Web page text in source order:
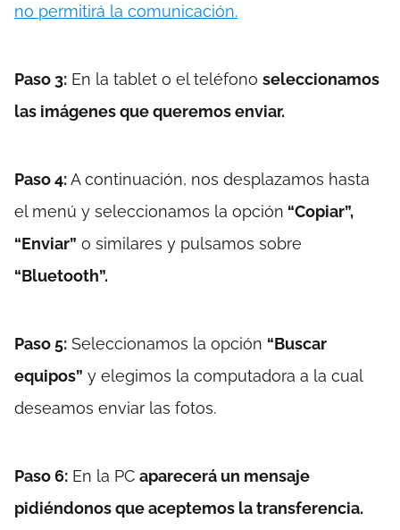
no permitirá la comunicación.
Paso 3: En la tablet o el teléfono seleccionamos
las imágenes que queremos enviar.
Paso 4:A continuación, nos desplazamos hasta
el menú y seleccionamos la opción “Copiar”,
“Enviar” o similares y pulsamos sobre
“Bluetooth”.
Paso 5: Seleccionamos la opción “Buscar
equipos” y elegimos la computadora a la cual
deseamos enviar las fotos.
Paso 6: En la PC aparecerá un mensaje
pidiéndonos que aceptemos la transferencia.